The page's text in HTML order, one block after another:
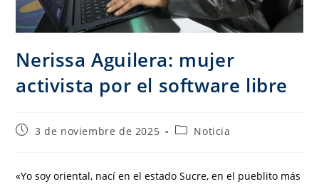
Nerissa Aguilera: mujer
activista por el software libre
3 de noviembre de 2025 Noticia
«Yo soy oriental, nací en el estado Sucre, en el pueblito más